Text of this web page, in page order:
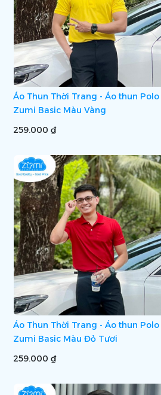
Áo Thun Thời Trang - Áo thun Polo
Zumi Basic Màu Vàng
259.000 ₫
Áo Thun Thời Trang - Áo thun Polo
Zumi Basic Màu Đỏ Tươi
259.000 ₫